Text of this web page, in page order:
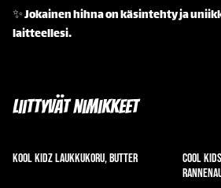
✨ Jokainen hihna on käsintehty ja
laitteellesi.
Liittyvät nimikkeet
Kool Kidz laukkukoru, butter
Cool